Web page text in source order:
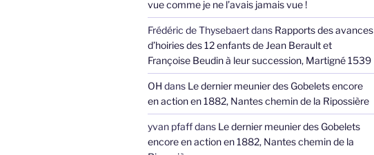
vue comme je ne l’avais jamais vue !
Frédéric de Thysebaertdans Rapports des avances
d’hoiries des 12 enfants de Jean Berault et
Françoise Beudin à leur succession, Martigné 1539
OH dans Le dernier meunier des Gobelets encore
en action en 1882, Nantes chemin de la Ripossière
yvan pfaffdans Le dernier meunier des Gobelets
encore en action en 1882, Nantes chemin de la